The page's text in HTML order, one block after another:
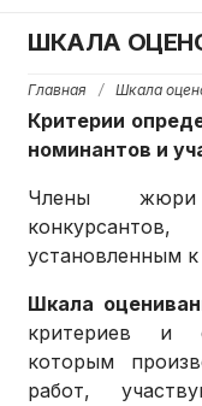
ШКАЛА
Главная / Шкала
Критерии
номинантов и
Члены жюри
установленным
Шкала
критериев и
которым
работ,